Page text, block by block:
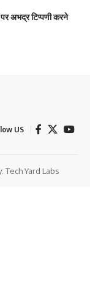
अभद्र टिप्पणी करने
US
Tech Yard Labs